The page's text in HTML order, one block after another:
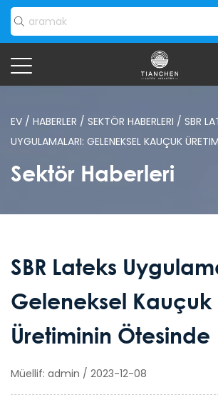
EV / HABERLER / SEKTÖR HABERLERI / SBR
UYGULAMALARI: GELENEKSEL KAUÇUK
Sektör Haberleri
SBR Lateks
Geleneksel Kauçuk
Üretiminin Ötesinde
Müellif: admin / 2023-12-08